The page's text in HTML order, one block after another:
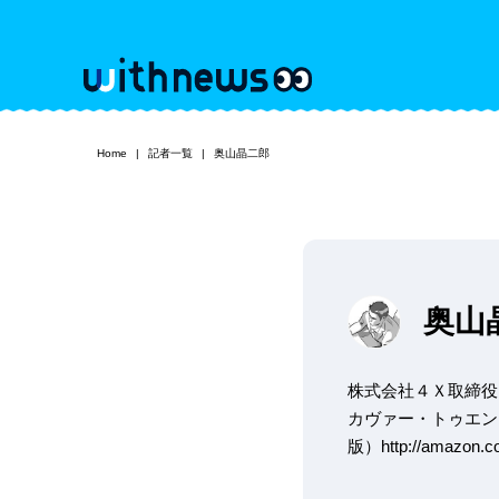
Home 記者一覧 奥山晶二郎
奥山
株式会社４Ｘ取締
カヴァー・トゥエ
版）http://